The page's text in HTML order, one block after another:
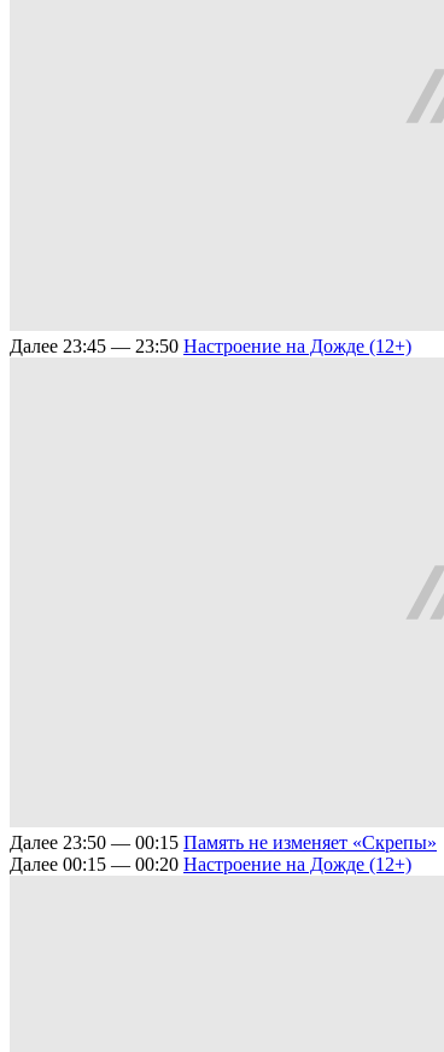
Далее 23:45 — 23:50 Настроение на Дожде (12+)
Далее 23:50 — 00:15 Память не изменяет «Скрепы»
Далее 00:15 — 00:20 Настроение на Дожде (12+)